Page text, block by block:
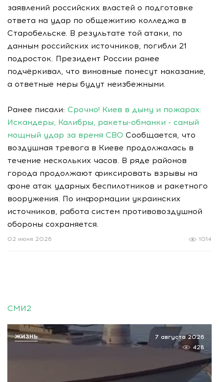
заявлений российских властей о подготовке
ответа на удар по общежитию колледжа в
Старобельске. В результате той атаки, по
данным российских источников, погибли 21
подросток. Президент России ранее
подчёркивал, что виновные понесут наказание,
а ответные меры будут неизбежными.
Ранее писали: Срочно! Киев в дыму и пожарах:
Искандеры, Калибры, ракеты-обманки - самый
мощный удар за время СВО Сообщается, что
воздушная тревога в Киеве продолжалась в
течение нескольких часов. В ряде районов
города продолжают фиксировать взрывы на
фоне атак ударных беспилотников и ракетного
вооружения. По информации украинских
источников, работа систем противовоздушной
обороны сохраняется.
1014
02 июня 2026
СМИ2
7 августа 2026
428
ЖИЗНЬ